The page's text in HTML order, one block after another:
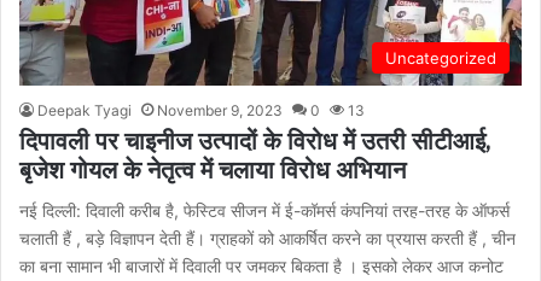
Uncategorized
Deepak Tyagi November 9, 2023 0 13
दिपावली पर चाइनीज उत्पादों के विरोध में उतरी सीटीआई,
बृजेश गोयल के नेतृत्व में चलाया विरोध अभियान
नई दिल्ली: दिवाली करीब है, फेस्टिव सीजन में ई-कॉमर्स कंपनियां तरह-तरह के ऑफर्स
चलाती हैं , बड़े विज्ञापन देती हैं। ग्राहकों को आकर्षित करने का प्रयास करती हैं , चीन
का बना सामान भी बाजारों में दिवाली पर जमकर बिकता है । इसको लेकर आज कनोट